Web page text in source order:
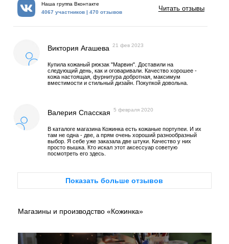
Наша группа Вконтакте
4067 участников | 470 отзывов
Читать отзывы
Виктория Агашева 21 фев 2023
Купила кожаный рюкзак "Марвин". Доставили на
следующий день, как и оговаривали. Качество хорошее -
кожа настоящая, фурнитура добротная, максимум
вместимости и стильный дизайн. Покупкой довольна.
Валерия Спасская 5 февраля 2020
В каталоге магазина Кожинка есть кожаные портупеи. И их
там не одна - две, а прям очень хороший разнообразный
выбор. Я себе уже заказала две штуки. Качество у них
просто вышка. Кто искал этот аксессуар советую
посмотреть его здесь.
Показать больше отзывов
Магазины и производство «Кожинка»